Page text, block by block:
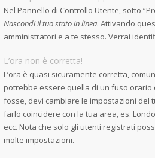
Nel Pannello di Controllo Utente, sotto
Nascondi il tuo stato in linea. Attivando
amministratori e a te stesso. Verrai
L’ora non è corretta!
L’ora è quasi sicuramente corretta,
potrebbe essere quella di un fuso orario
fosse, devi cambiare le impostazioni del
farlo coincidere con la tua area, es.
ecc. Nota che solo gli utenti registrati
molte impostazioni.